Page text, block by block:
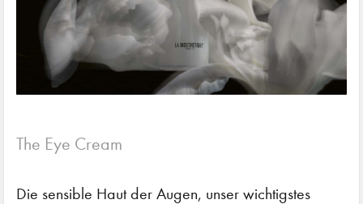
The Eye Cream
Die sensible Haut der Augen, unser wichtigstes